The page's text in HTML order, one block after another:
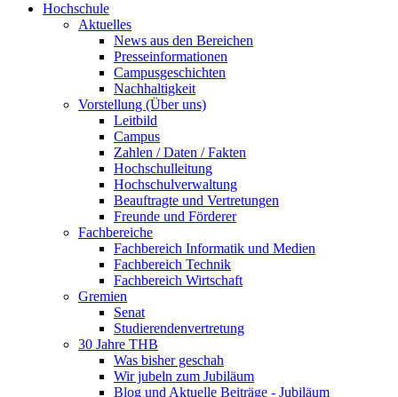
Hochschule
Aktuelles
News aus den Bereichen
Presseinformationen
Campusgeschichten
Nachhaltigkeit
Vorstellung (Über uns)
Leitbild
Campus
Zahlen / Daten / Fakten
Hochschulleitung
Hochschulverwaltung
Beauftragte und Vertretungen
Freunde und Förderer
Fachbereiche
Fachbereich Informatik und Medien
Fachbereich Technik
Fachbereich Wirtschaft
Gremien
Senat
Studierendenvertretung
30 Jahre THB
Was bisher geschah
Wir jubeln zum Jubiläum
Blog und Aktuelle Beiträge - Jubiläum